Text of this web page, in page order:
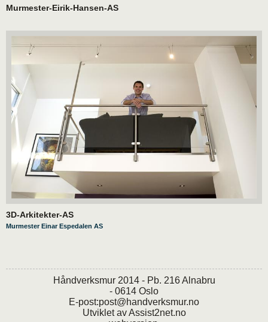
Murmester-Eirik-Hansen-AS
3D-Arkitekter-AS
Murmester Einar Espedalen AS
Håndverksmur 2014 - Pb. 216 Alnabru
- 0614 Oslo
E-post:post@handverksmur.no
Utviklet avAssist2net.no